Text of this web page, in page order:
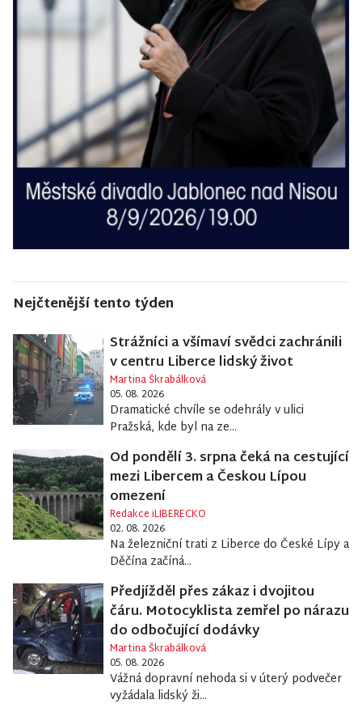
Nejčtenější tento týden
Strážníci a všímaví svědci zachránili
v centru Liberce lidský život
Martina Škrabálková
05. 08. 2026
Dramatické chvíle se odehrály v ulici
Pražská, kde byl na ze...
Od pondělí 3. srpna čeká na cestující
mezi Libercem a Českou Lípou
omezení
Redakce iLIBERECKO
02. 08. 2026
Na železniční trati z Liberce do České Lípy a
Děčína začíná...
Předjížděl přes zákaz i dvojitou
čáru. Motocyklista zemřel po nárazu
do odbočující dodávky
Martina Škrabálková
05. 08. 2026
Vážná dopravní nehoda si v úterý podvečer
vyžádala lidský ži...